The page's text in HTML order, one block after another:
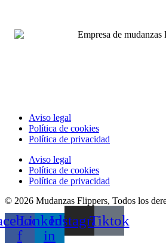
Aviso legal
Política de cookies
Política de privacidad
Aviso legal
Política de cookies
Política de privacidad
© 2026 Mudanzas Flippers, Todos los
f
Linkedin-
in
InstagramTiktok